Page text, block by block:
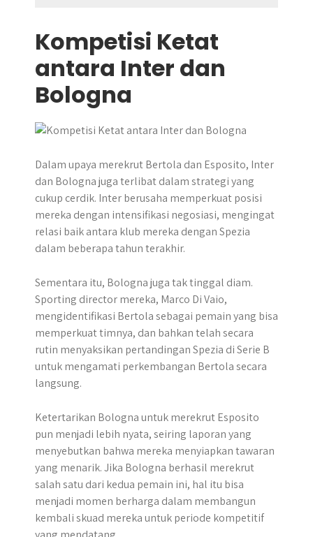
Kompetisi Ketat
antara Inter dan
Bologna
Dalam upaya merekrut Bertola dan Esposito, Inter
dan Bologna juga terlibat dalam strategi yang
cukup cerdik. Inter berusaha memperkuat posisi
mereka dengan intensifikasi negosiasi, mengingat
relasi baik antara klub mereka dengan Spezia
dalam beberapa tahun terakhir.
Sementara itu, Bologna juga tak tinggal diam.
Sporting director mereka, Marco Di Vaio,
mengidentifikasi Bertola sebagai pemain yang bisa
memperkuat timnya, dan bahkan telah secara
rutin menyaksikan pertandingan Spezia di Serie B
untuk mengamati perkembangan Bertola secara
langsung.
Ketertarikan Bologna untuk merekrut Esposito
pun menjadi lebih nyata, seiring laporan yang
menyebutkan bahwa mereka menyiapkan tawaran
yang menarik. Jika Bologna berhasil merekrut
salah satu dari kedua pemain ini, hal itu bisa
menjadi momen berharga dalam membangun
kembali skuad mereka untuk periode kompetitif